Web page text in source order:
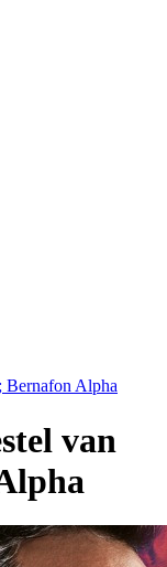
Bernafon Alpha
van